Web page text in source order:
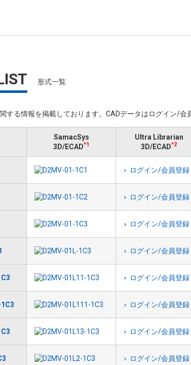
形式一覧
する情報を掲載しております。​CADデータはログイン/会
SamacSys
3D/ECAD*1
Ultra Librarian
3D/ECAD*2
ログイン/会員登録
ログイン/会員登録
ログイン/会員登録
ログイン/会員登録
ログイン/会員登録
ログイン/会員登録
ログイン/会員登録
ログイン/会員登録